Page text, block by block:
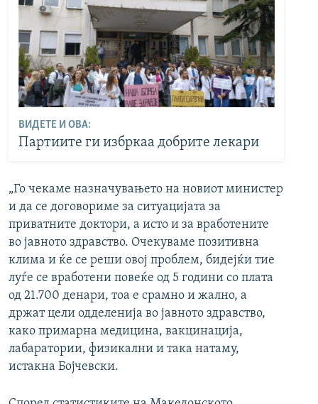
ВИДЕТЕ И ОВА:
Партиите ги избркаа добрите лекари
„Го чекаме назначувањето на новиот министер
и да се договориме за ситуацијата за
приватните доктори, а исто и за вработените
во јавното здравство. Очекуваме позитивна
клима и ќе се реши овој проблем, бидејќи тие
луѓе се вработени повеќе од 5 години со плата
од 21.700 денари, тоа е срамно и жално, а
држат цели одделенија во јавното здравство,
како примарна медицина, вакцинација,
лабаратории, физикални и така натаму,
истакна Бојчевски.